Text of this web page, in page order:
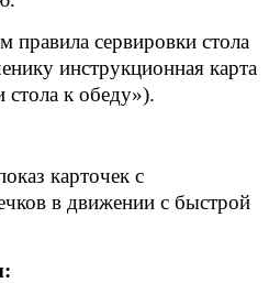
сервировки стола
инструкционная карта
стола к обеду»).
карточек с
в движении с быстрой